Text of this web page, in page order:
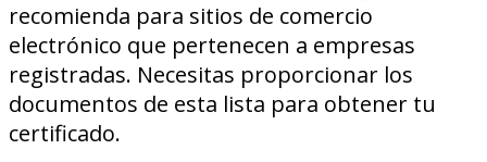
recomienda para sitios de comercio
electrónico que pertenecen a empresas
registradas. Necesitas proporcionar los
documentos de esta lista para obtener tu
certificado.